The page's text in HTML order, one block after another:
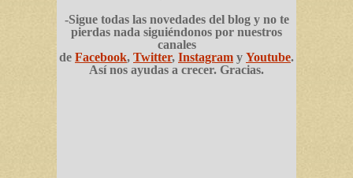
-Sigue todas las novedades del blog y no te
pierdas nada siguiéndonos por nuestros
canales
de Facebook, Twitter, Instagram y Youtube.
Así nos ayudas a crecer. Gracias.